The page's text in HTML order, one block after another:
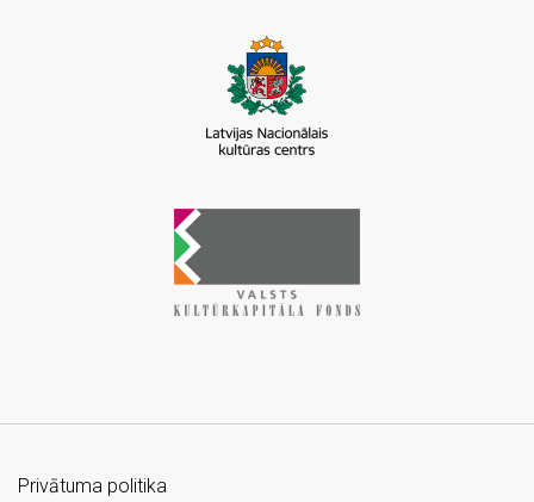
Privātuma politika